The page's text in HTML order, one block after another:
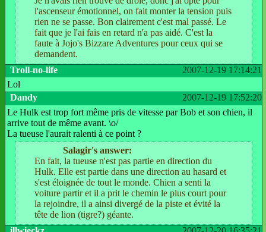
l'ascenseur émotionnel, on fait monter la tension puis
rien ne se passe. Bon clairement c'est mal passé. Le
fait que je l'ai fais en retard n'a pas aidé. C'est la
faute à Jojo's Bizzare Adventures pour ceux qui se
demandent.
2007-12-19 17:14:21
Troll-no-life
Lol
2007-12-19 17:52:20
Dandy
Le Hulk est trop fort même pris de vitesse par Bob et son chien, il
arrive tout de même avant. \o/
La tueuse l'aurait ralenti à ce point ?
Salagir's answer:
En fait, la tueuse n'est pas partie en direction du
Hulk. Elle est partie dans une direction au hasard et
s'est éloignée de tout le monde. Chien a senti la
voiture partir et il a prit le chemin le plus court pour
la rejoindre, il a ainsi divergé de la piste et évité la
tête de lion (tigre?) géante.